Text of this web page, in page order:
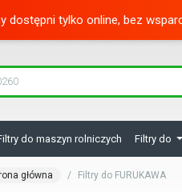
dostępni tylko online, bez
do maszyn rolniczych Filtry do
główna Filtry do FURUKAWA